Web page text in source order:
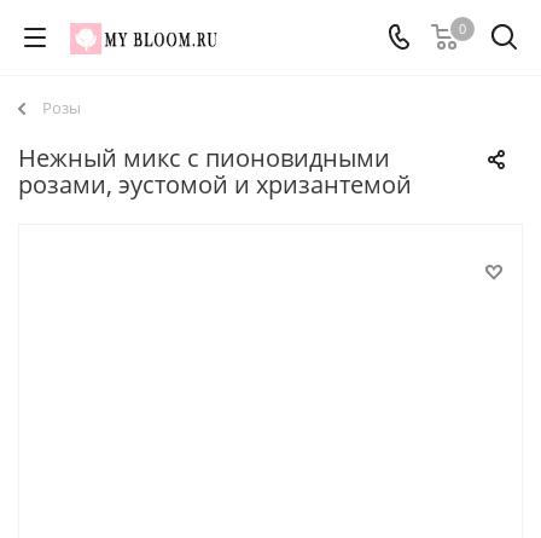
0
Розы
Нежный микс с пионовидными
розами, эустомой и хризантемой